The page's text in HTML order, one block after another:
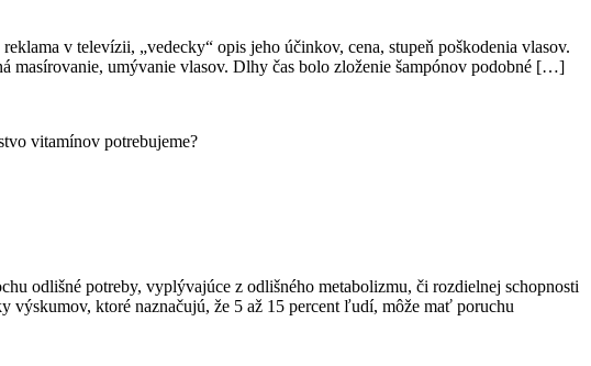
v televízii, „vedecky“ opis jeho účinkov, cena, stupeň poškodenia vlasov.
masírovanie, umývanie vlasov. Dlhy čas bolo zloženie šampónov podobné […]
vitamínov potrebujeme?
odlišné potreby, vyplývajúce z odlišného metabolizmu, či rozdielnej schopnosti
ktoré naznačujú, že 5 až 15 percent ľudí, môže mať poruchu